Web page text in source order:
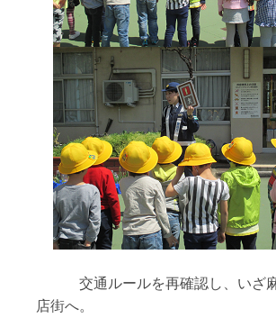
交通ルールを再確認し、いざ
店街へ。